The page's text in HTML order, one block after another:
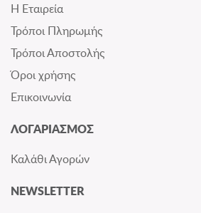
Η Εταιρεία
Τρόποι Πληρωμής
Τρόποι Αποστολής
Όροι χρήσης
Επικοινωνία
ΛΟΓΑΡΙΑΣΜΟΣ
Καλάθι Αγορών
NEWSLETTER